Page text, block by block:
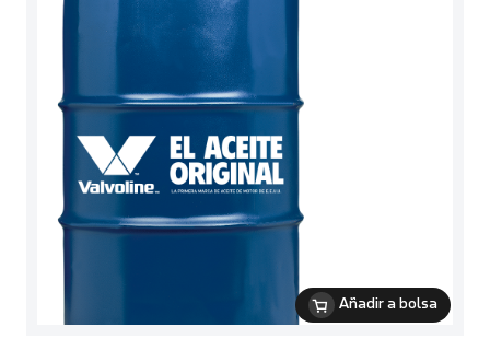
Añadir a bolsa